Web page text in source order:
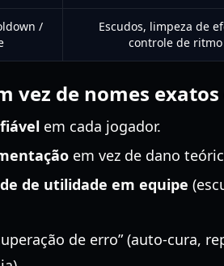
/
Escudos, limpeza de
controle de ritmo
vez de nomes
em cada jogador.
em vez de dano
de utilidade em equipe
de erro” (auto-cura,